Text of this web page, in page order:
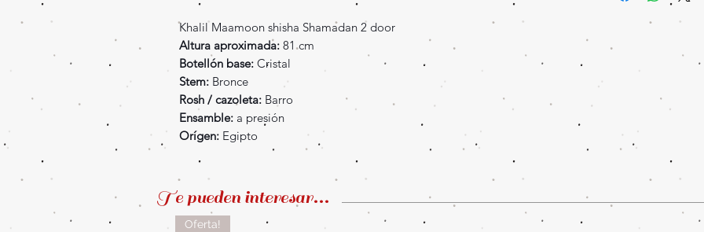
Khalil Maamoon shisha Shamadan 2 door
Altura aproximada:81 cm
Botellón base:Cristal
Stem:Bronce
Rosh / cazoleta:Barro
Ensamble:a presión
Orígen:Egipto
Oferta!
Te pueden interesar...